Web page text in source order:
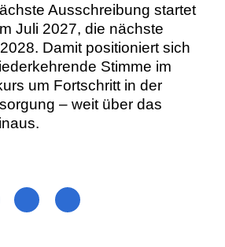
Ausschreibung startet
Juli 2027, die nächste
Damit positioniert sich
Stimme im
um Fortschritt in der
– weit über das